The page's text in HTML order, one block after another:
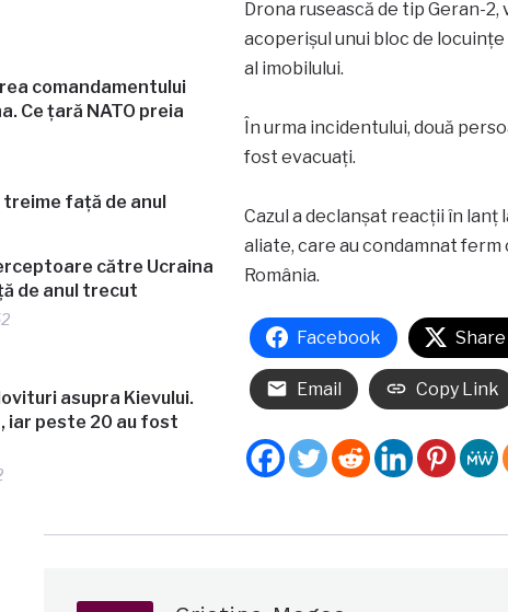
comandamentului
Ce țară NATO preia
către Ucraina
de anul trecut
asupra Kievului.
iar peste 20 au fost
Drona rusească de tip Geran-
acoperișul unui bloc de
al imobilului.
În urma incidentului, două
fost evacuați.
Cazul a declanșat reacții în lanț
aliate, care au condamnat
România.
Facebook Share
Email Copy Link